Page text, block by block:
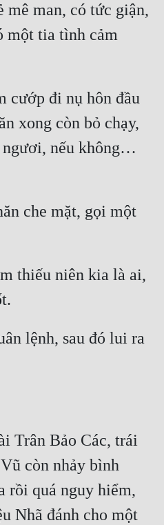
mê man, có tức giận,
một tia tình cảm
cướp đi nụ hôn đầu
xong còn bỏ chạy,
ngươi, nếu không…
che mặt, gọi một
thiếu niên kia là ai,
lệnh, sau đó lui ra
Trân Bảo Các, trái
còn nhảy bình
rồi quá nguy hiểm,
Nhã đánh cho một